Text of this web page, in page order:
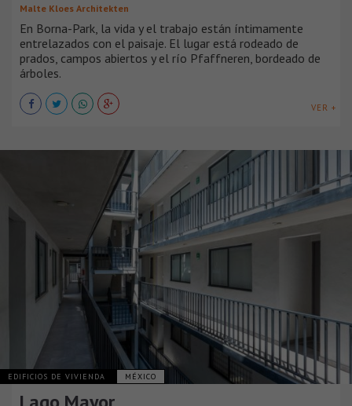
Malte Kloes Architekten
En Borna-Park, la vida y el trabajo están íntimamente
entrelazados con el paisaje. El lugar está rodeado de
prados, campos abiertos y el río Pfaffneren, bordeado de
árboles.
VER +
EDIFICIOS DE VIVIENDA MÉXICO